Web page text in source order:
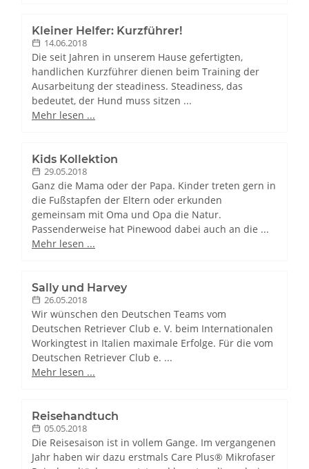
Kleiner Helfer: Kurzführer!
14.06.2018
Die seit Jahren in unserem Hause gefertigten,
handlichen Kurzführer dienen beim Training der
Ausarbeitung der steadiness. Steadiness, das
bedeutet, der Hund muss sitzen ...
Mehr lesen ...
Kids Kollektion
29.05.2018
Ganz die Mama oder der Papa. Kinder treten gern in
die Fußstapfen der Eltern oder erkunden
gemeinsam mit Oma und Opa die Natur.
Passenderweise hat Pinewood dabei auch an die ...
Mehr lesen ...
Sally und Harvey
26.05.2018
Wir wünschen den Deutschen Teams vom
Deutschen Retriever Club e. V. beim Internationalen
Workingtest in Italien maximale Erfolge. Für die vom
Deutschen Retriever Club e. ...
Mehr lesen ...
Reisehandtuch
05.05.2018
Die Reisesaison ist in vollem Gange. Im vergangenen
Jahr haben wir dazu erstmals Care Plus® Mikrofaser